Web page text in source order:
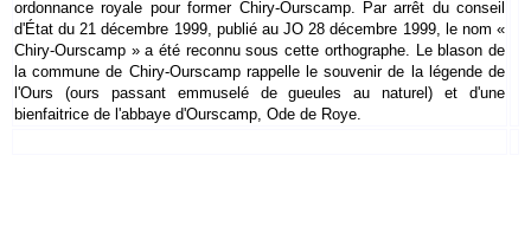
ordonnance royale pour former Chiry-Ourscamp. Par arrêt du conseil
d'État du 21 décembre 1999, publié au JO 28 décembre 1999, le nom «
Chiry-Ourscamp » a été reconnu sous cette orthographe. Le blason de
la commune de Chiry-Ourscamp rappelle le souvenir de la légende de
l'Ours (ours passant emmuselé de gueules au naturel) et d'une
bienfaitrice de l'abbaye d'Ourscamp, Ode de Roye.